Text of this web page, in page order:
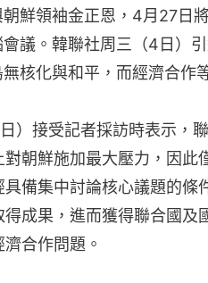
鮮領袖金正恩，4月27日
議。韓聯社周三（4日）
核化與和平，而經濟合作
）接受記者採訪時表示，
朝鮮施加最大壓力，因此
備集中討論核心議題的條
成果，進而獲得聯合國及
合作問題。